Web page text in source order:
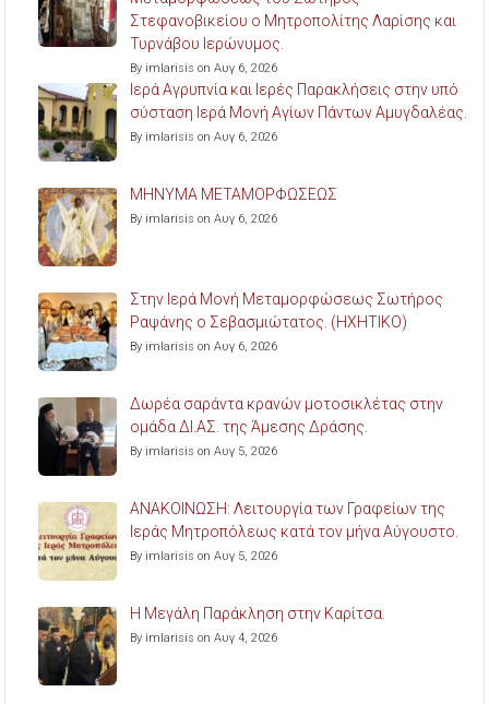
Στεφανοβικείου ο Μητροπολίτης Λαρίσης και
Τυρνάβου Ιερώνυμος.
By imlarisis on Αυγ 6, 2026
Ιερά Αγρυπνία και Ιερές Παρακλήσεις στην υπό
σύσταση Ιερά Μονή Αγίων Πάντων Αμυγδαλέας.
By imlarisis on Αυγ 6, 2026
ΜΗΝΥΜΑ ΜΕΤΑΜΟΡΦΩΣΕΩΣ
By imlarisis on Αυγ 6, 2026
Στην Ιερά Μονή Μεταμορφώσεως Σωτήρος
Ραψάνης ο Σεβασμιώτατος. (ΗΧΗΤΙΚΟ)
By imlarisis on Αυγ 6, 2026
Δωρέα σαράντα κρανών μοτοσικλέτας στην
ομάδα ΔΙ.ΑΣ. της Άμεσης Δράσης.
By imlarisis on Αυγ 5, 2026
ΑΝΑΚΟΙΝΩΣΗ: Λειτουργία των Γραφείων της
Ιεράς Μητροπόλεως κατά τον μήνα Αύγουστο.
By imlarisis on Αυγ 5, 2026
Η Μεγάλη Παράκληση στην Καρίτσα.
By imlarisis on Αυγ 4, 2026